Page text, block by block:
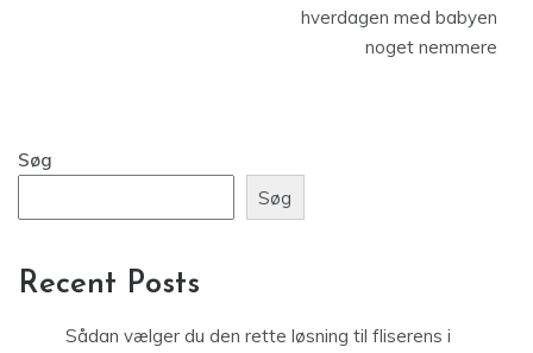
hverdagen med babyen
noget nemmere
Søg
Søg
Recent Posts
Sådan vælger du den rette løsning til fliserens i